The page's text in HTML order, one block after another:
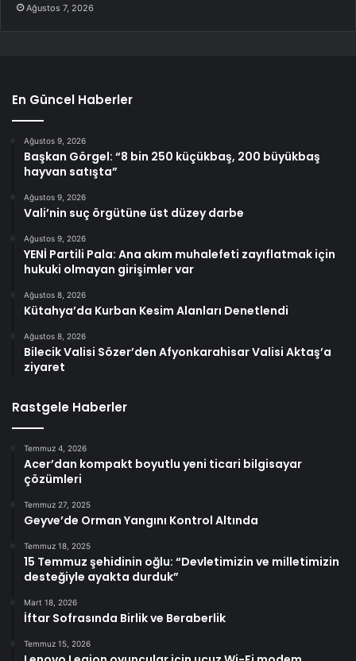
Ağustos 7, 2026
En Güncel Haberler
Ağustos 9, 2026
Başkan Görgel: “8 bin 250 küçükbaş, 200 büyükbaş
hayvan satışta”
Ağustos 9, 2026
Vali’nin suç örgütüne üst düzey darbe
Ağustos 9, 2026
YENİ Partili Pala: Ana akım muhalefeti zayıflatmak için
hukuki olmayan girişimler var
Ağustos 8, 2026
Kütahya’da Kurban Kesim Alanları Denetlendi
Ağustos 8, 2026
Bilecik Valisi Sözer’den Afyonkarahisar Valisi Aktaş’a
ziyaret
Rastgele Haberler
Temmuz 4, 2026
Acer’dan kompakt boyutlu yeni ticari bilgisayar
çözümleri
Temmuz 27, 2025
Geyve’de Orman Yangını Kontrol Altında
Temmuz 18, 2025
15 Temmuz şehidinin oğlu: “Devletimizin ve milletimizin
desteğiyle ayakta durduk”
Mart 18, 2026
İftar Sofrasında Birlik ve Beraberlik
Temmuz 15, 2026